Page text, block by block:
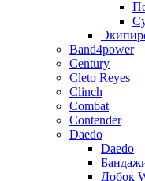
Band4power
Century
Cleto Reyes
Clinch
Combat
Contender
Daedo
Daedo
Добок